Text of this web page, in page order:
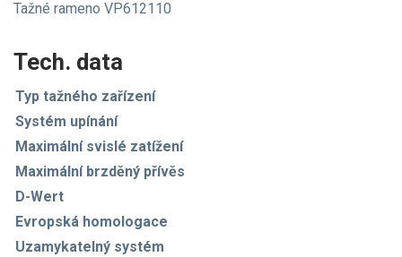
Tažné rameno VP612110
Tech. data
Typ tažného zařízení
Systém upínání
Maximální svislé zatížení
Maximální brzděný přívěs
D-Wert
Evropská homologace
Uzamykatelný systém